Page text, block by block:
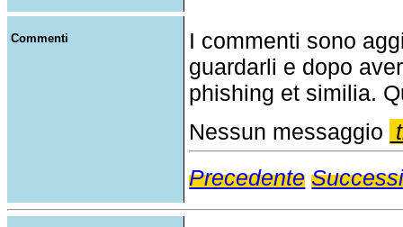
Commenti
I commenti sono
guardarli e dopo
phishing et similia.
Nessun messaggio
Precedente